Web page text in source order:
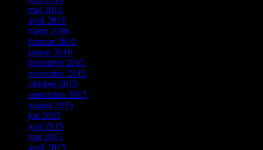
maj 2016
april 2016
marts 2016
februar 2016
januar 2016
december 2015
november 2015
oktober 2015
september 2015
august 2015
juli 2015
juni 2015
maj 2015
april 2015